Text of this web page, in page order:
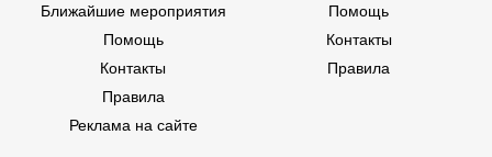
Ближайшие мероприятия
Помощь
Контакты
Правила
Реклама на сайте
Помощь
Контакты
Правила